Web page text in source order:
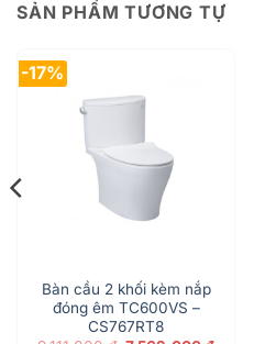
SẢN PHẨM TƯƠNG TỰ
-17%
Bàn cầu 2 khối kèm nắp
đóng êm TC600VS –
CS767RT8